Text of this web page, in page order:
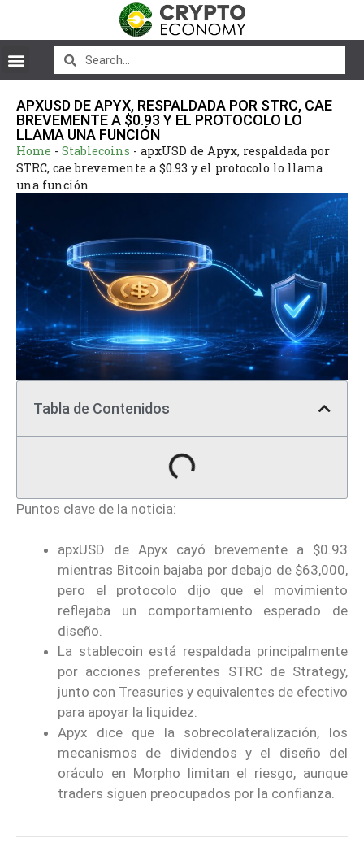
APXUSD DE APYX, RESPALDADA POR STRC, CAE
BREVEMENTE A $0.93 Y EL PROTOCOLO LO
LLAMA UNA FUNCIÓN
Home - Stablecoins - apxUSD de Apyx, respaldada por
STRC, cae brevemente a $0.93 y el protocolo lo llama
una función
Tabla de Contenidos
Puntos clave de la noticia:
apxUSD de Apyx cayó brevemente a $0.93
mientras Bitcoin bajaba por debajo de $63,000,
pero el protocolo dijo que el movimiento
reflejaba un comportamiento esperado de
diseño.
La stablecoin está respaldada principalmente
por acciones preferentes STRC de Strategy,
junto con Treasuries y equivalentes de efectivo
para apoyar la liquidez.
Apyx dice que la sobrecolateralización, los
mecanismos de dividendos y el diseño del
oráculo en Morpho limitan el riesgo, aunque
traders siguen preocupados por la confianza.